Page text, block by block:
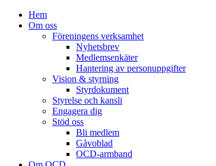
Hem
Om oss
Föreningens verksamhet
Nyhetsbrev
Medlemsenkäter
Hantering av personuppgifter
Vision & styrning
Styrdokument
Styrelse och kansli
Engagera dig
Stöd oss
Bli medlem
Gåvoblad
OCD-armband